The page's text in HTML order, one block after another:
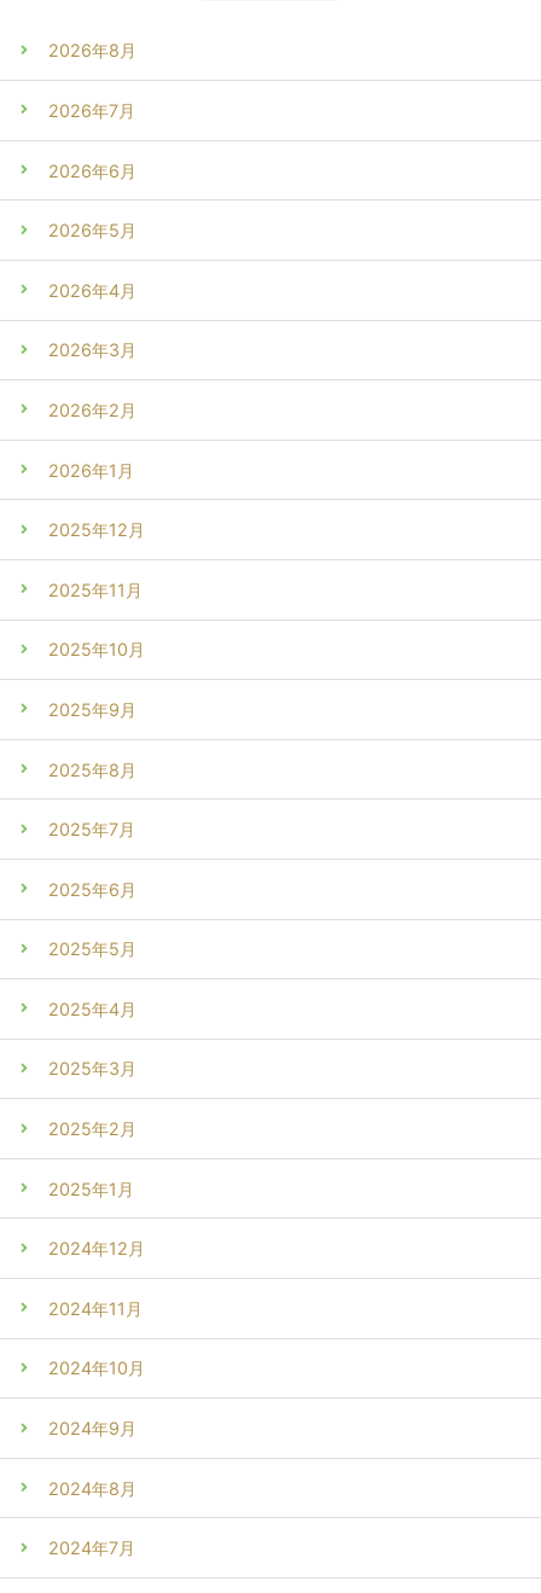
2026年8月
2026年7月
2026年6月
2026年5月
2026年4月
2026年3月
2026年2月
2026年1月
2025年12月
2025年11月
2025年10月
2025年9月
2025年8月
2025年7月
2025年6月
2025年5月
2025年4月
2025年3月
2025年2月
2025年1月
2024年12月
2024年11月
2024年10月
2024年9月
2024年8月
2024年7月